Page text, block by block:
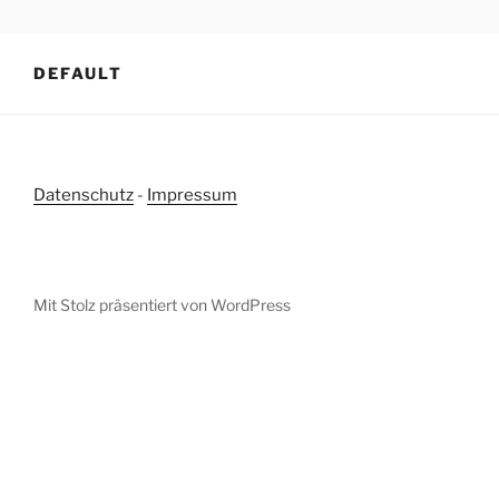
springenDEFAULT
Datenschutz - Impressum
Mit Stolz präsentiert von WordPress